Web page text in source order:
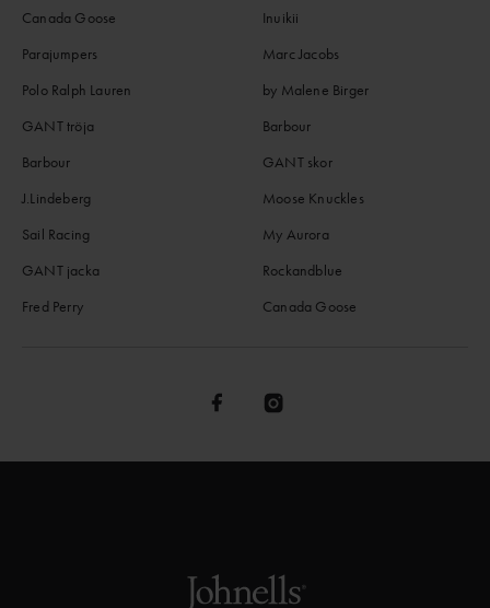
Canada Goose
Parajumpers
Polo Ralph Lauren
GANT tröja
Barbour
J.Lindeberg
Sail Racing
GANT jacka
Fred Perry
Inuikii
Marc Jacobs
by Malene Birger
Barbour
GANT skor
Moose Knuckles
My Aurora
Rockandblue
Canada Goose